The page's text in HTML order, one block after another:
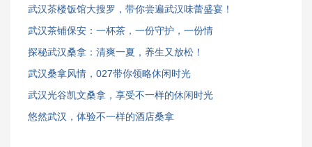
武汉茶楼饭馆大搜罗，带你尝遍武汉味蕾盛宴！
武汉茶铺保安：一杯茶，一份守护，一份情
探秘武汉桑拿：清爽一夏，养生又放松！
武汉桑拿风情，027带你领略休闲时光
武汉光谷凯文桑拿，享受不一样的休闲时光
悠然武汉，体验不一样的酒店桑拿